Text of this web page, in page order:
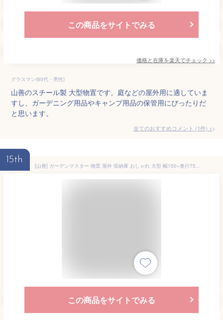
この商品をサイトでみる
価格と在庫を楽天でチェック >>
グラスマン(60代・男性)
山善のスチール製 大型物置です。庭などの屋外用に適していま
すし、ガーデニング用品やキャンプ用品の保管用にぴったりだ
と思います。
全てのおすすめコメント (1件) >
15th
[山善] ガーデンマスター 物置 屋外 収納庫 おしゃれ 大型 幅150×奥行75×高さ154cm 鍵付き/転倒防止設計/可動棚板付属 ブラック DSLB-1515(BK)
この商品をサイトでみる